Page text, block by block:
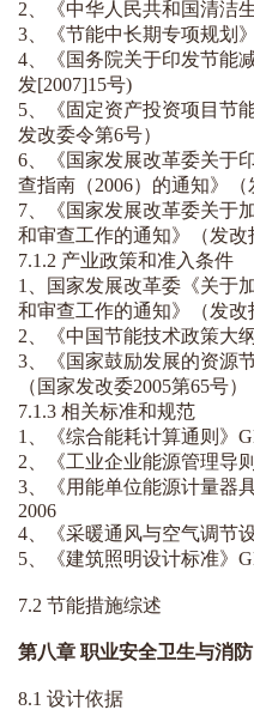
2、《中华人民共和国清洁
3、《节能中长期专项规划
4、《国务院关于印发节能
发[2007]15号)
5、《固定资产投资项目节
发改委令第6号）
6、《国家发展改革委关于
查指南（2006）的通知》（
7、《国家发展改革委关于
和审查工作的通知》（发改
7.1.2 产业政策和准入条件
1、国家发展改革委《关于
和审查工作的通知》（发改
2、《中国节能技术政策大
3、《国家鼓励发展的资源
（国家发改委2005第65号）
7.1.3 相关标准和规范
1、《综合能耗计算通则》
2、《工业企业能源管理导
3、《用能单位能源计量器
2006
4、《采暖通风与空气调节
5、《建筑照明设计标准》
7.2 节能措施综述
第八章 职业安全卫生与消防
8.1 设计依据